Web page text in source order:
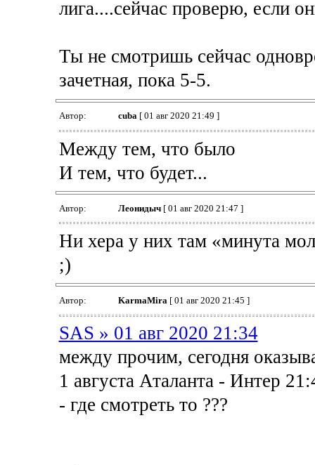
лига....сейчас проверю, если
Ты не смотришь сейчас
зачетная, пока 5-5.
Автор: cuba[ 01 авг 2020 21:49 ]
Между тем, что было
И тем, что будет...
Автор: Леонидыч[ 01 авг 2020 21:47 ]
Ни хера у них там «минута
;)
Автор: KarmaMira[ 01 авг 2020 21:45 ]
SAS » 01 авг 2020 21:34
между прочим, сегодня
1 августа Аталанта - Интер
- где смотреть то ???